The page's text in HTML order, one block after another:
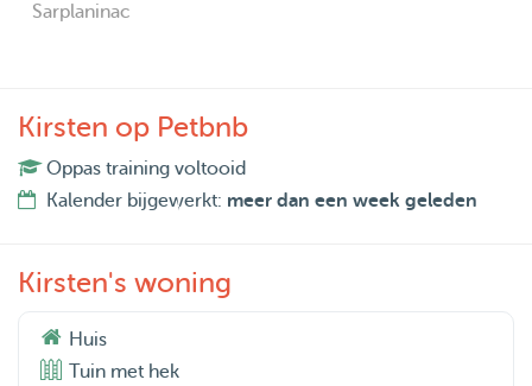
Sarplaninac
Kirsten op Petbnb
Oppas training voltooid
Kalender bijgewerkt: meer dan een week geleden
Kirsten's woning
Huis
Tuin met hek